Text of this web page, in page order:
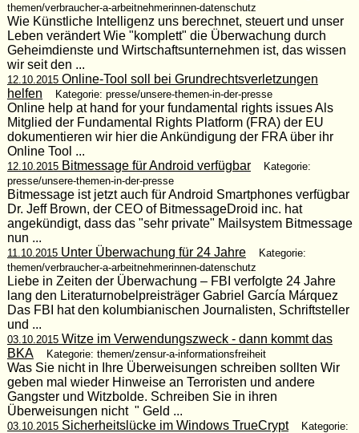
themen/verbraucher-a-arbeitnehmerinnen-datenschutz
Wie Künstliche Intelligenz uns berechnet, steuert und unser
Leben verändert Wie "komplett" die Überwachung durch
Geheimdienste und Wirtschaftsunternehmen ist, das wissen
wir seit den ...
12.10.2015Online-Tool soll bei Grundrechtsverletzungen
helfen
Kategorie: presse/unsere-themen-in-der-presse
Online help at hand for your fundamental rights issues Als
Mitglied der Fundamental Rights Platform (FRA) der EU
dokumentieren wir hier die Ankündigung der FRA über ihr
Online Tool ...
12.10.2015Bitmessage für Android verfügbar
Kategorie:
presse/unsere-themen-in-der-presse
Bitmessage ist jetzt auch für Android Smartphones verfügbar
Dr. Jeff Brown, der CEO of BitmessageDroid inc. hat
angekündigt, dass das "sehr private" Mailsystem Bitmessage
nun ...
11.10.2015Unter Überwachung für 24 Jahre
Kategorie:
themen/verbraucher-a-arbeitnehmerinnen-datenschutz
Liebe in Zeiten der Überwachung – FBI verfolgte 24 Jahre
lang den Literaturnobelpreisträger Gabriel García Márquez
Das FBI hat den kolumbianischen Journalisten, Schriftsteller
und ...
03.10.2015Witze im Verwendungszweck - dann kommt das
BKA
Kategorie: themen/zensur-a-informationsfreiheit
Was Sie nicht in Ihre Überweisungen schreiben sollten Wir
geben mal wieder Hinweise an Terroristen und andere
Gangster und Witzbolde. Schreiben Sie in ihren
Überweisungen nicht " Geld ...
03.10.2015Sicherheitslücke im Windows TrueCrypt
Kategorie: